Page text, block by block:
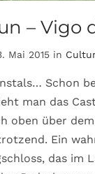
– Vigo
Mai 2015 in
Schon
man das
oben über
Ein
das im